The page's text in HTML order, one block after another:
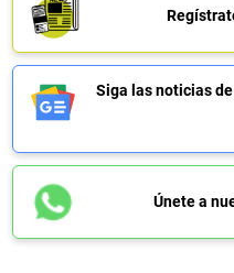
Siga las noticias de
Únete a